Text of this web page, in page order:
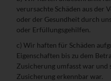
verursachte Schäden aus der
oder der Gesundheit durch
oder Erfüllungsgehilfen.
c) Wir haften für Schäden
Eigenschaften bis zu dem
Zusicherung umfasst war und
Zusicherung erkennbar war.